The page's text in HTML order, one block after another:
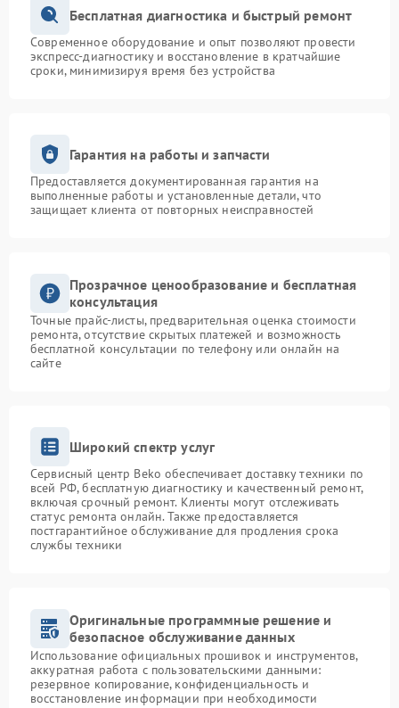
Бесплатная диагностика и быстрый ремонт
Современное оборудование и опыт позволяют провести
экспресс-диагностику и восстановление в кратчайшие
сроки, минимизируя время без устройства
Гарантия на работы и запчасти
Предоставляется документированная гарантия на
выполненные работы и установленные детали, что
защищает клиента от повторных неисправностей
Прозрачное ценообразование и бесплатная
консультация
Точные прайс-листы, предварительная оценка стоимости
ремонта, отсутствие скрытых платежей и возможность
бесплатной консультации по телефону или онлайн на
сайте
Широкий спектр услуг
Сервисный центр Beko обеспечивает доставку техники по
всей РФ, бесплатную диагностику и качественный ремонт,
включая срочный ремонт. Клиенты могут отслеживать
статус ремонта онлайн. Также предоставляется
постгарантийное обслуживание для продления срока
службы техники
Оригинальные программные решение и
безопасное обслуживание данных
Использование официальных прошивок и инструментов,
аккуратная работа с пользовательскими данными:
резервное копирование, конфиденциальность и
восстановление информации при необходимости